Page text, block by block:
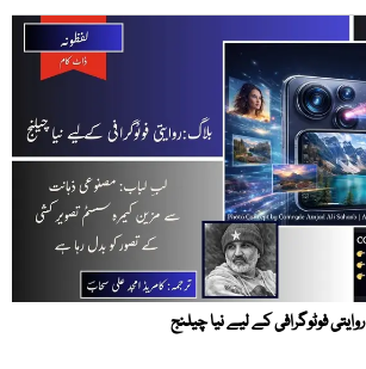
روایتی فوٹوگرافی کے لیے نیا چیلنج